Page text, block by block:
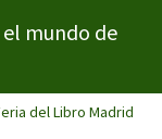
el mundo de
del Libro Madrid